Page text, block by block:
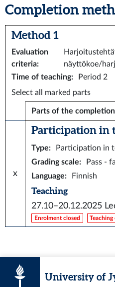
Completion
Method 1
Evaluation
criteria:
näyttökoe/
Time of teaching:
Period 2
Select all marked parts
Parts of the
x
Participation in
Type:
Participation in
Grading scale:
Pass -
Language: Finnish
Teaching
27.10–20.12.2025
Enrolment closed Teaching
University of